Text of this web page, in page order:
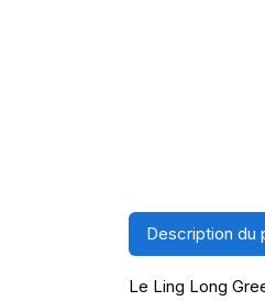
Description du
Le Ling Long